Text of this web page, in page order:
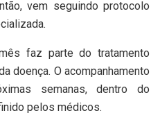
vem seguindo protocolo
faz parte do tratamento
doença. O acompanhamento
semanas, dentro do
pelos médicos.